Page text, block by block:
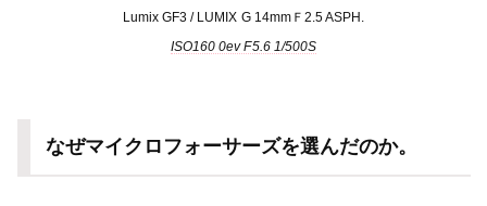
Lumix GF3 / LUMIX G 14mmＦ2.5 ASPH.
ISO160 0ev F5.6 1/500S
なぜマイクロフォーサーズを選んだのか。